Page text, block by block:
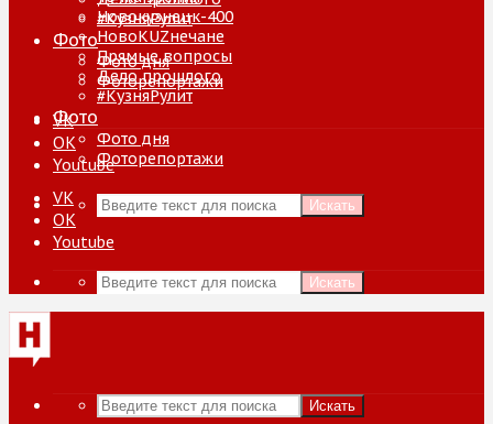
#КузняРулит
Фото
Фото дня
Фоторепортажи
VK
ОК
Youtube
Искать
Новокузнецк-400
НовоKUZнечане
Прямые вопросы
Дело прошлого
#КузняРулит
Фото
Фото дня
Фоторепортажи
VK
ОК
Youtube
Искать
Искать